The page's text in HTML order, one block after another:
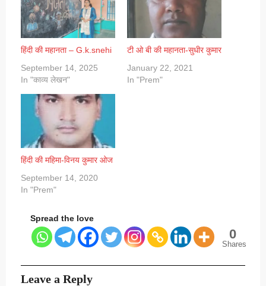
हिंदी की महानता – G.k.snehi
September 14, 2025
In "काव्य लेखन"
टी ओ बी की महानता-सुधीर कुमार
January 22, 2021
In "Prem"
हिंदी की महिमा-विनय कुमार ओज
September 14, 2020
In "Prem"
Spread the love
0
Shares
Leave a Reply